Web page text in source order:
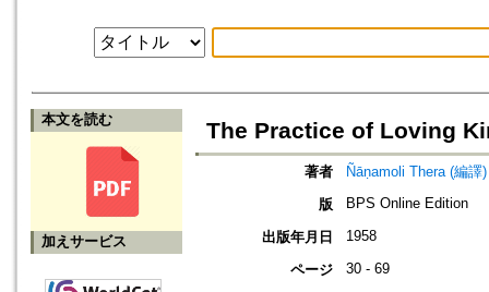
本文を読む
加えサービス
The Practice of Loving
著者
Ñāṇamoli Thera (編譯)
版
BPS Online Edition
出版年月日 1958
ページ 30 - 69